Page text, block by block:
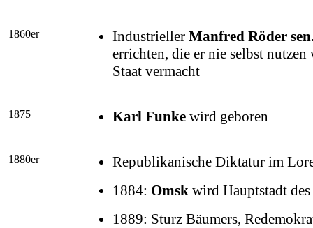
1860er Industrieller Manfred Röder
errichten, die er nie selbst
Staat vermacht
1875 Karl Funke wird geboren
1880er
Republikanische Diktatur im
1884: Omsk wird Hauptstadt
1889: Sturz Bäumers,